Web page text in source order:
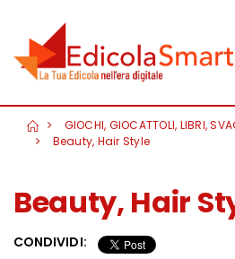
GIOCHI, GIOCATTOLI, LIBRI,
Beauty, Hair Style
Beauty, Hair
CONDIVIDI: